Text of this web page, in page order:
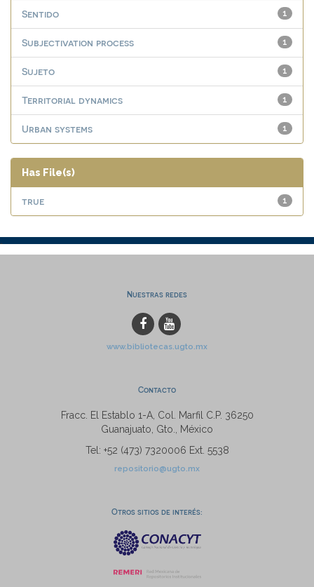
1
Sentido
1
Subjectivation process
1
Sujeto
1
Territorial dynamics
1
Urban systems
Has File(s)
1
true
Nuestras redes
www.bibliotecas.ugto.mx
Contacto
Fracc. El Establo 1-A, Col. Marfil C.P. 36250
Guanajuato, Gto., México
Tel: +52 (473) 7320006 Ext. 5538
repositorio@ugto.mx
Otros sitios de interés: